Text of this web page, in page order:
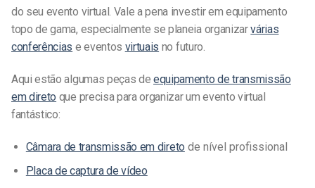
do seu evento virtual. Vale a pena investir em equipamento
topo de gama, especialmente se planeia organizarvárias
conferências e eventos virtuais no futuro.
Aqui estão algumas peças deequipamento de transmissão
em direto que precisa para organizar um evento virtual
fantástico:
Câmara de transmissão em direto de nível profissional
Placa de captura de vídeo